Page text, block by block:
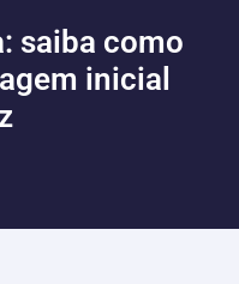
saiba como
inicial